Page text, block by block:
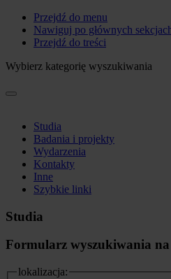
Przejdź do menu
Nawiguj po głównych
Przejdź do treści
Wybierz kategorię wyszukiwania
Studia
Badania i projekty
Wydarzenia
Kontakty
Inne
Szybkie linki
Studia
Formularz wyszukiwania na
lokalizacja: